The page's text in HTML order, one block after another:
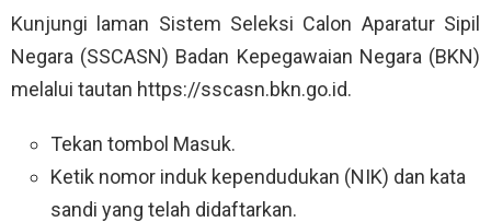
Kunjungi laman Sistem Seleksi Calon Aparatur Sipil
Negara (SSCASN) Badan Kepegawaian Negara (BKN)
melalui tautan https://sscasn.bkn.go.id.
Tekan tombol Masuk.
Ketik nomor induk kependudukan (NIK) dan kata
sandi yang telah didaftarkan.